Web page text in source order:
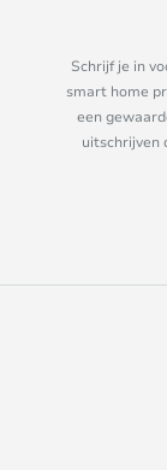
Schrijf je in
smart home
een
uitschrijven